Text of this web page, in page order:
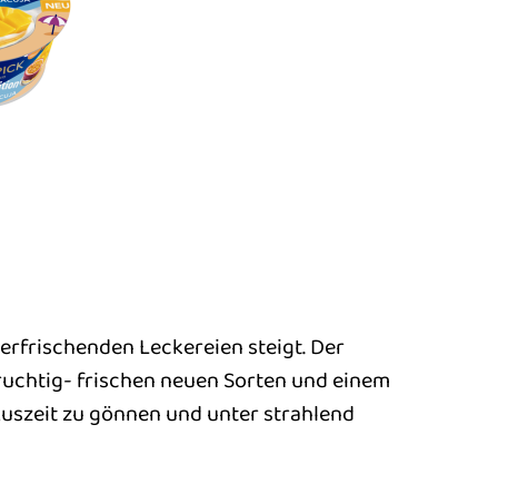
Leckereien steigt. Der
frischen neuen Sorten und einem
zu gönnen und unter strahlend